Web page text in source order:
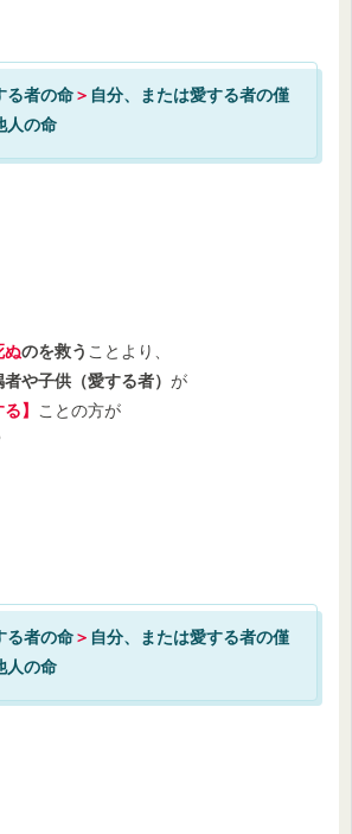
る者の命＞ 自分、または愛する者の僅
人の命
ぬのを救う ことより、
や子供（愛する者） が
】
ことの方が
る者の命＞ 自分、または愛する者の僅
人の命